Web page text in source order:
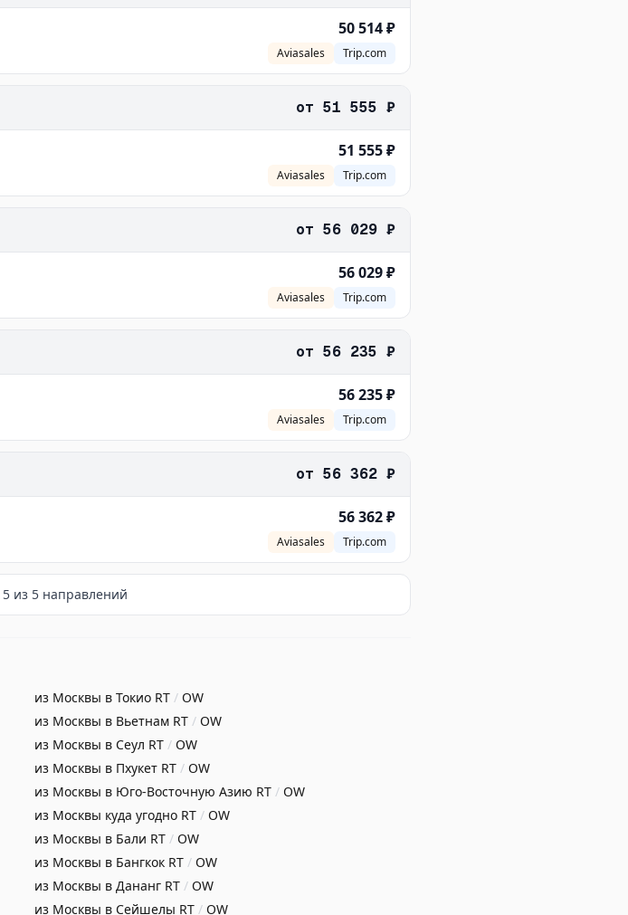
50 514 ₽
Aviasales Trip.com
от 51 555 ₽
51 555 ₽
Aviasales Trip.com
от 56 029 ₽
56 029 ₽
Aviasales Trip.com
от 56 235 ₽
56 235 ₽
Aviasales Trip.com
от 56 362 ₽
56 362 ₽
Aviasales Trip.com
5 из 5 направлений
из Москвы в Токио RT / OW
из Москвы в Вьетнам RT / OW
из Москвы в Сеул RT / OW
из Москвы в Пхукет RT / OW
из Москвы в Юго-Восточную Азию RT / OW
из Москвы куда угодно RT / OW
из Москвы в Бали RT / OW
из Москвы в Бангкок RT / OW
из Москвы в Дананг RT / OW
из Москвы в Сейшелы RT / OW